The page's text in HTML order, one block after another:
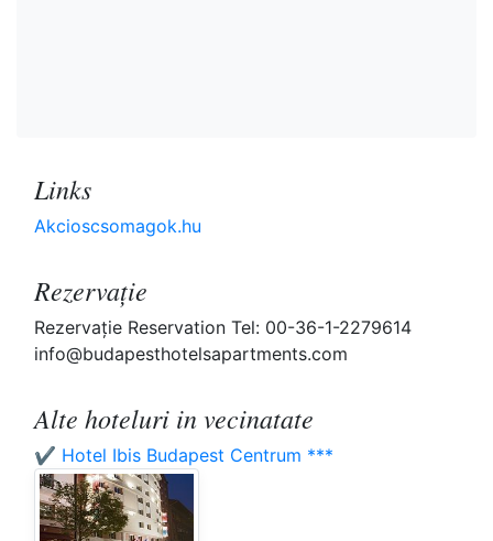
Links
Akcioscsomagok.hu
Rezervaţie
Rezervaţie Reservation Tel: 00-36-1-2279614
info@budapesthotelsapartments.com
Alte hoteluri in vecinatate
✔️ Hotel Ibis Budapest Centrum ***